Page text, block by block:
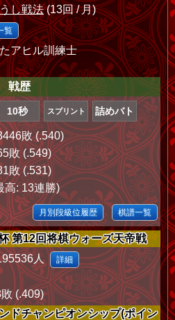
し戦法(13回 / 月)
覧
アヒル訓練士
戦歴
10秒 スプリント 詰めバト
敗 (.540)
敗 (.549)
敗 (.531)
高: 13連勝)
月別段級位履歴 棋譜一覧
第12回将棋ウォーズ天帝戦
人 詳細
(.409)
ドチャンピオンシップ(ポイン